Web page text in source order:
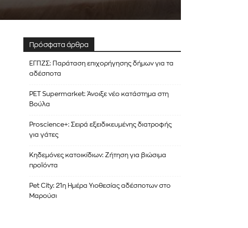
Πρόσφατα άρθρα
ΕΓΠΖΣ: Παράταση επιχορήγησης δήμων για τα
αδέσποτα
PET Supermarket: Άνοιξε νέο κατάστημα στη
Βούλα
Proscience+: Σειρά εξειδικευμένης διατροφής
για γάτες
Κηδεμόνες κατοικίδιων: Ζήτηση για βιώσιμα
προϊόντα
Pet City: 21η Ημέρα Υιοθεσίας αδέσποτων στο
Μαρούσι